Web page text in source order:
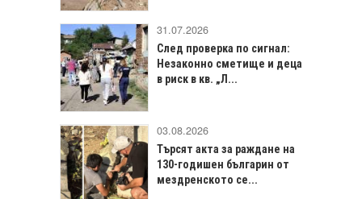
31.07.2026
След проверка по сигнал:
Незаконно сметище и деца
в риск в кв. „Л...
03.08.2026
Търсят акта за раждане на
130-годишен българин от
мездренското се...